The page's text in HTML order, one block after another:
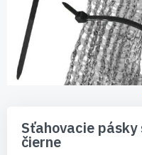
začiatok
galérie
Sťahovacie
čierne